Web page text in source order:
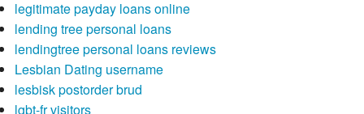
legitimate payday loans online
lending tree personal loans
lendingtree personal loans reviews
Lesbian Dating username
lesbisk postorder brud
lgbt-fr visitors